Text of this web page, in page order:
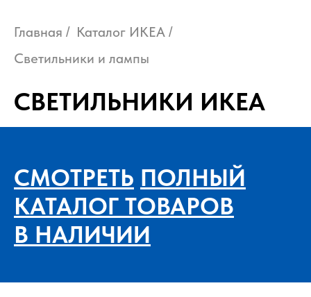
Главная / Каталог ИКЕА /
Светильники и лампы
СВЕТИЛЬНИКИ ИКЕА
СМОТРЕТЬ ПОЛНЫЙ
КАТАЛОГ ТОВАРОВ
В НАЛИЧИИ